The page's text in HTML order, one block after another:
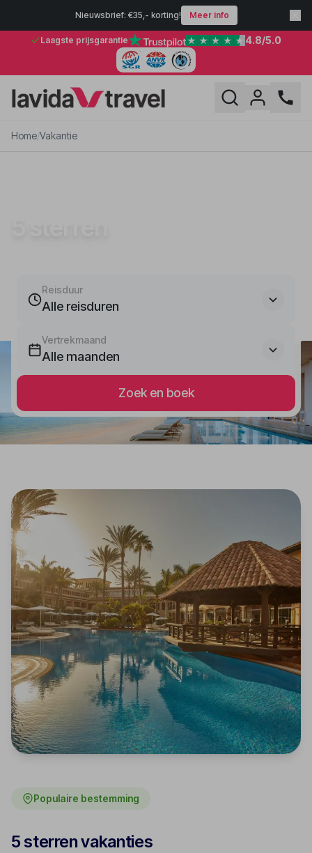
Nieuwsbrief: €35,- korting! Meer info
Laagste prijsgarantie 4.8/5.0
Home/Vakantie
Reisduur
Alle reisduren
Vertrekmaand
Alle maanden
Zoek en boek
Populaire bestemming
5 sterren vakanties